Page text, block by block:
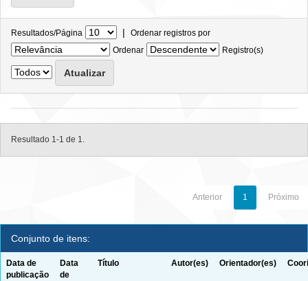
Resultados/Página | Ordenar registros por
Ordenar
Registro(s)
Resultado 1-1 de 1.
Anterior 1 Próximo
Conjunto de itens:
Data de
publicação
Data
de
Título Autor(es) Orientador(es)